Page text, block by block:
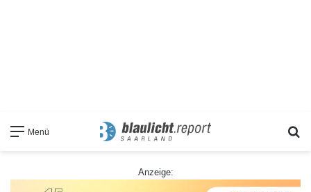
Menü
Anzeige: